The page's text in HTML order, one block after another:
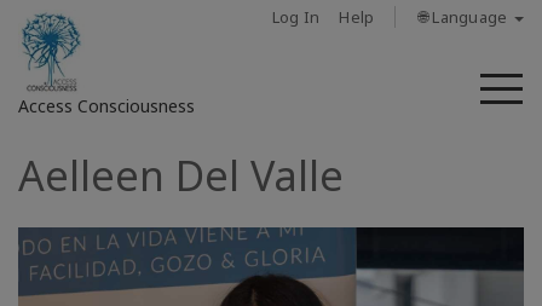
Log In Help 🌐 Language
Access Consciousness
Sign
to
Your
Account
Aelleen Del Valle